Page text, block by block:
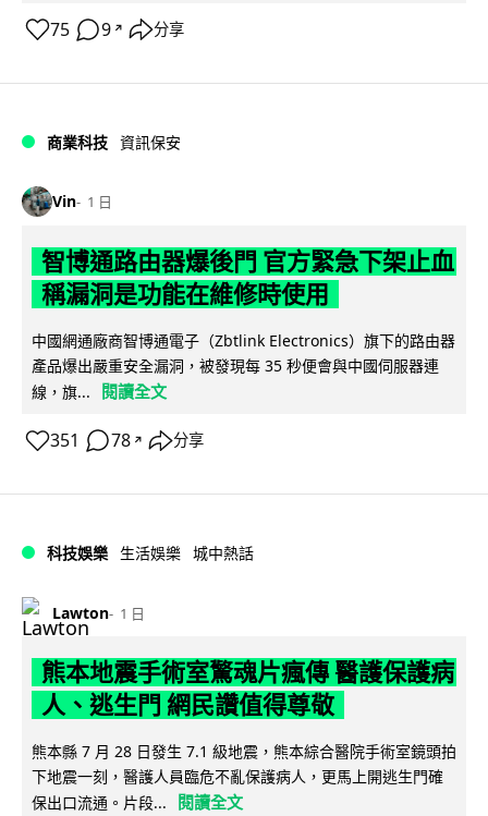
75 9 ↗ 分享
商業科技 資訊保安
Vin 1 日
智博通路由器爆後門 官方緊急下架止血
稱漏洞是功能在維修時使用
中國網通廠商智博通電子（Zbtlink Electronics）旗下的路由器
產品爆出嚴重安全漏洞，被發現每 35 秒便會與中國伺服器連
線，旗...
閱讀全文
351 78 ↗ 分享
科技娛樂 生活娛樂 城中熱話
Lawton 1 日
熊本地震手術室驚魂片瘋傳 醫護保護病
人、逃生門 網民讚值得尊敬
熊本縣 7 月 28 日發生 7.1 級地震，熊本綜合醫院手術室鏡頭拍
下地震一刻，醫護人員臨危不亂保護病人，更馬上開逃生門確
保出口流通。片段...
閱讀全文